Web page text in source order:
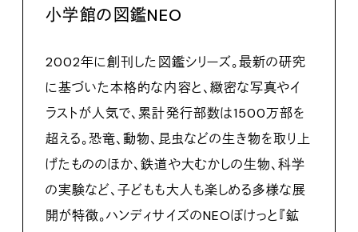
小学館の図鑑NEO
2002年に創刊した図鑑シリーズ。最新の研究
に基づいた本格的な内容と、緻密な写真やイ
ラストが人気で、累計発行部数は1500万部を
超える。恐竜、動物、昆虫などの生き物を取り上
げたもののほか、鉄道や大むかしの生物、科学
の実験など、子どもも大人も楽しめる多様な展
開が特徴。ハンディサイズのNEOぽけっと『鉱